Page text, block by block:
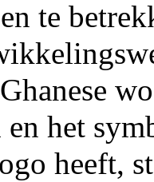
te
en het
heeft,